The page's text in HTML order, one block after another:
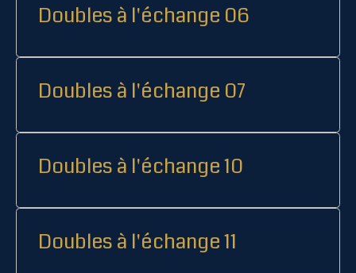
Doubles à l'échange 06
Doubles à l'échange 07
Doubles à l'échange 10
Doubles à l'échange 11